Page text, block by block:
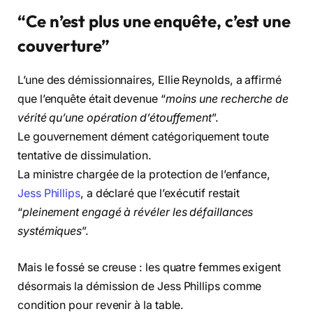
“Ce n’est plus une enquête, c’est une
couverture”
L’une des démissionnaires, Ellie Reynolds, a affirmé
que l’enquête était devenue “moins une recherche de
vérité qu’une opération d’étouffement”.
Le gouvernement dément catégoriquement toute
tentative de dissimulation.
La ministre chargée de la protection de l’enfance,
Jess Phillips, a déclaré que l’exécutif restait
“pleinement engagé à révéler les défaillances
systémiques”.
Mais le fossé se creuse : les quatre femmes exigent
désormais la démission de Jess Phillips comme
condition pour revenir à la table.